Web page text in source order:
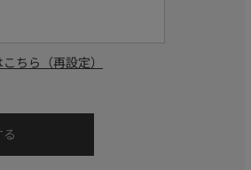
ちら（再設定）